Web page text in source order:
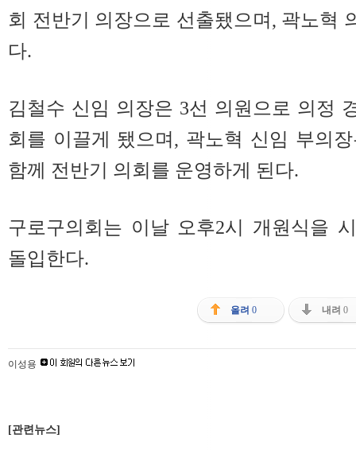
회 전반기 의장으로 선출됐으며, 곽노혁
다.
김철수 신임 의장은 3선 의원으로 의정
회를 이끌게 됐으며, 곽노혁 신임 부의
함께 전반기 의회를 운영하게 된다.
구로구의회는 이날 오후2시 개원식을
돌입한다.
올려 0 내려 0
이성용
[관련뉴스]